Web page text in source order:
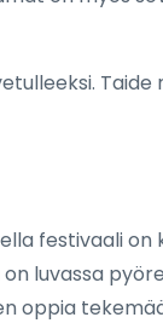
festivaali on
luvassa
oppia